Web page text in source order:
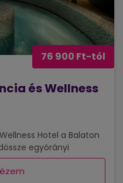
76 900 Ft-tól
és Wellness
Hotel a Balaton
egyórányi
szálloda egész évben
kulináris élvezetekkel